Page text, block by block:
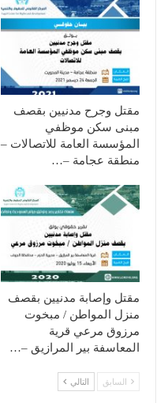
مقتل وجرح مدنيين بقصف
مبنى سكن موظفي
المؤسسة العامة للاتصالات –
منطقة عجامة –…
مقتل وإصابة مدنيين بقصف
منزل المواطن / مبخوت
مرزوق مرعي قرية
المعاسفة بير المرازيق –…
السابق التالي